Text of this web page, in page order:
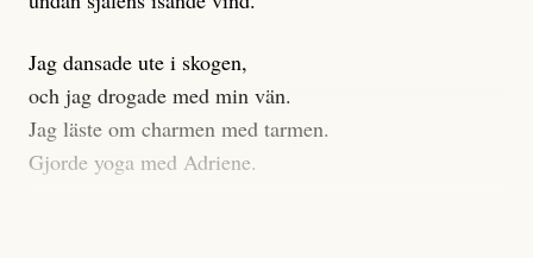
Jag dansade ute i skogen,
och jag drogade med min vän.
Jag läste om charmen med tarmen.
Gjorde yoga med Adriene.